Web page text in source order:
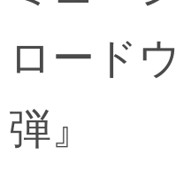
ロード
弾』